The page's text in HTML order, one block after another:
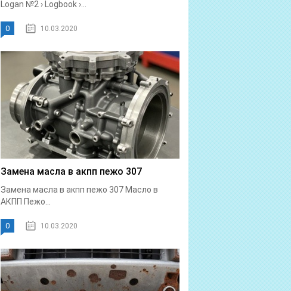
Logan №2 › Logbook ›...
0 10.03.2020
Замена масла в акпп пежо 307
Замена масла в акпп пежо 307 Масло в
АКПП Пежо...
0 10.03.2020